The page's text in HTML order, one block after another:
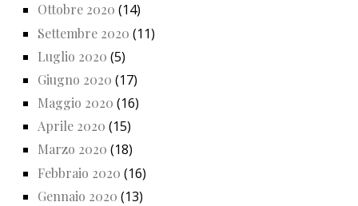
Ottobre 2020 (14)
Settembre 2020 (11)
Luglio 2020 (5)
Giugno 2020 (17)
Maggio 2020 (16)
Aprile 2020 (15)
Marzo 2020 (18)
Febbraio 2020 (16)
Gennaio 2020 (13)